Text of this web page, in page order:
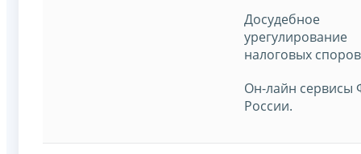
Досудебное
урегулирование
налоговых
Он-лайн сервисы
России.